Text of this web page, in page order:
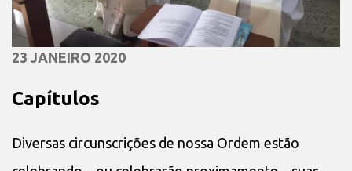
23 JANEIRO 2020
Capítulos
Diversas circunscrições de nossa Ordem estão